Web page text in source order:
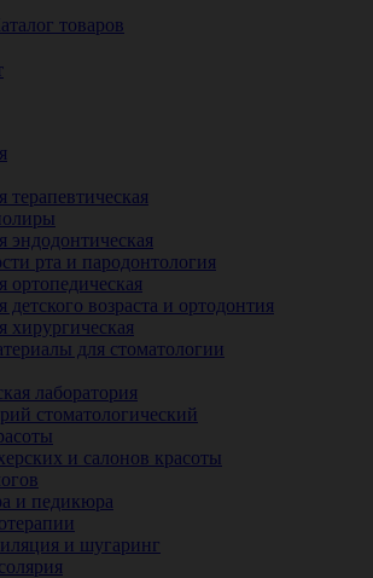
товаров
терапевтическая
эндодонтическая
рта и пародонтология
ортопедическая
детского возраста и ортодонтия
хирургическая
для стоматологии
лаборатория
стоматологический
и салонов красоты
и педикюра
и шугаринг